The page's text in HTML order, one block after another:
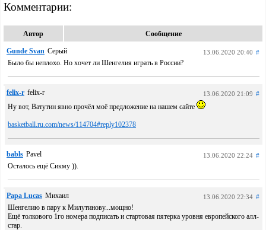
Комментарии:
Автор Сообщение
Gunde Svan Серый 13.06.2020 20:40 #
Было бы неплохо. Но хочет ли Шенгелия играть в России?
felix-r felix-r 13.06.2020 21:09 #
Ну вот, Ватутин явно прочёл моё предложение на нашем сайте
basketball.ru.com/news/114704#reply102378
babls Pavel 13.06.2020 22:24 #
Осталось ещё Сикму )).
Papa Lucas Михаил 13.06.2020 22:34 #
Шенгелию в пару к Милутинову...мощно!
Ещё толкового 1го номера подписать и стартовая пятерка уровня европейского алл-
стар.